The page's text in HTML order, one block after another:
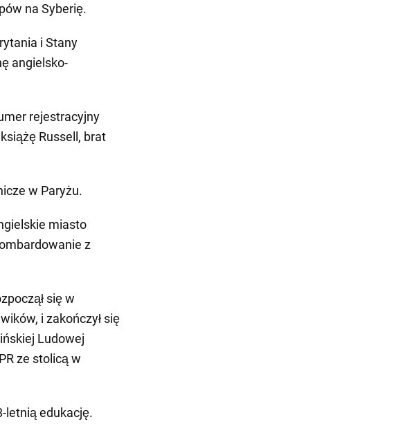
na Syberię.
i Stany
angielsko-
rejestracyjny
Russell, brat
w Paryżu.
miasto
z
się w
i zakończył się
Ludowej
ze stolicą w
letnią edukację.